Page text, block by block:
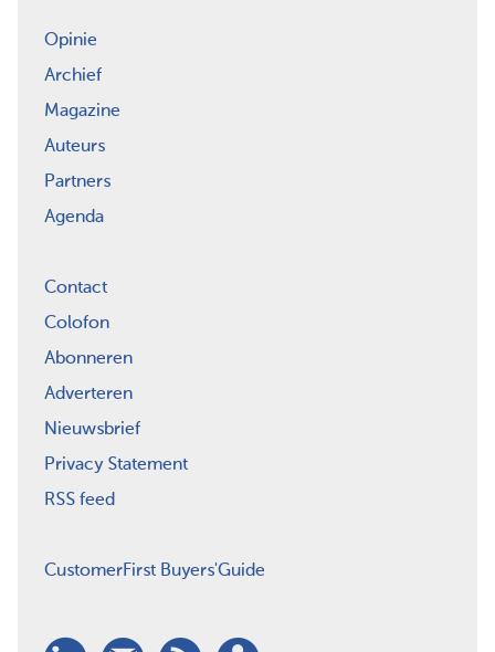
Opinie
Archief
Magazine
Auteurs
Partners
Agenda
Contact
Colofon
Abonneren
Adverteren
Nieuwsbrief
Privacy Statement
RSS feed
CustomerFirst Buyers'Guide